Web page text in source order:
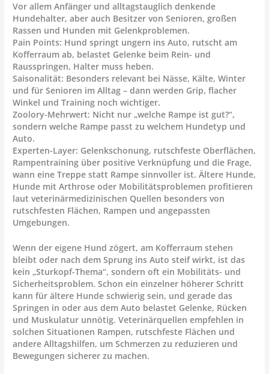
Vor allem Anfänger und alltagstauglich denkende
Hundehalter, aber auch Besitzer von Senioren, großen
Rassen und Hunden mit Gelenkproblemen.
Pain Points: Hund springt ungern ins Auto, rutscht am
Kofferraum ab, belastet Gelenke beim Rein- und
Rausspringen, Halter muss heben.
Saisonalität: Besonders relevant bei Nässe, Kälte, Winter
und für Senioren im Alltag – dann werden Grip, flacher
Winkel und Training noch wichtiger.
Zoolory-Mehrwert: Nicht nur „welche Rampe ist gut?“,
sondernwelche Rampe passt zu welchem Hundetyp und
Auto.
Experten-Layer: Gelenkschonung, rutschfeste Oberflächen,
Rampentraining über positive Verknüpfung und die Frage,
wann eine Treppe statt Rampe sinnvoller ist. Ältere Hunde,
Hunde mit Arthrose oder Mobilitätsproblemen profitieren
laut veterinärmedizinischen Quellen besonders von
rutschfesten Flächen, Rampen und angepassten
Umgebungen.
Wenn der eigene Hund zögert, am Kofferraum stehen
bleibt oder nach dem Sprung ins Auto steif wirkt, ist das
kein „Sturkopf-Thema“, sondern oft ein Mobilitäts- und
Sicherheitsproblem. Schon ein einzelner höherer Schritt
kann für ältere Hunde schwierig sein, und gerade das
Springen in oder aus dem Auto belastet Gelenke, Rücken
und Muskulatur unnötig. Veterinärquellen empfehlen in
solchen Situationen Rampen, rutschfeste Flächen und
andere Alltagshilfen, um Schmerzen zu reduzieren und
Bewegungen sicherer zu machen.